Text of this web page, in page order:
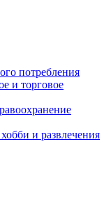
потребления
и торговое
и развлечения